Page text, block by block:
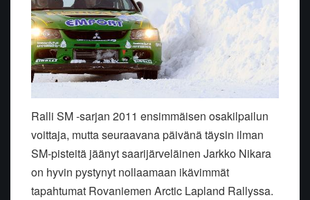
Ralli SM -sarjan 2011 ensimmäisen osakilpailun
voittaja, mutta seuraavana päivänä täysin ilman
SM-pisteitä jäänyt saarijärveläinen Jarkko Nikara
on hyvin pystynyt nollaamaan ikävimmät
tapahtumat Rovaniemen Arctic Lapland Rallyssa.